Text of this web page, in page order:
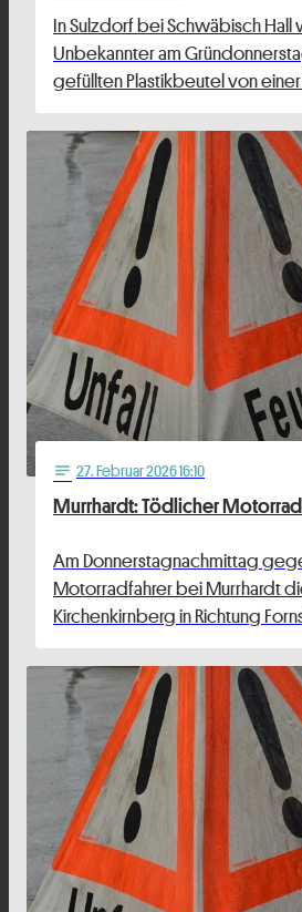
In Sulzdorf bei Schwäbisch Hall
Unbekannter am
gefüllten Plastikbeutel von einer
notes 27. Februar 2026 16:10
Murrhardt: Tödlicher
Am Donnerstagnachmittag
Motorradfahrer bei Murrhardt
Kirchenkirnberg in Richtung